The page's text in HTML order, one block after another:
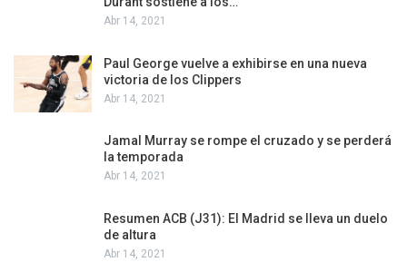
Abr 14, 2021
Paul George vuelve a exhibirse en una nueva
victoria de los Clippers
Abr 14, 2021
Jamal Murray se rompe el cruzado y se perderá
la temporada
Abr 14, 2021
Resumen ACB (J31): El Madrid se lleva un duelo
de altura
Abr 14, 2021